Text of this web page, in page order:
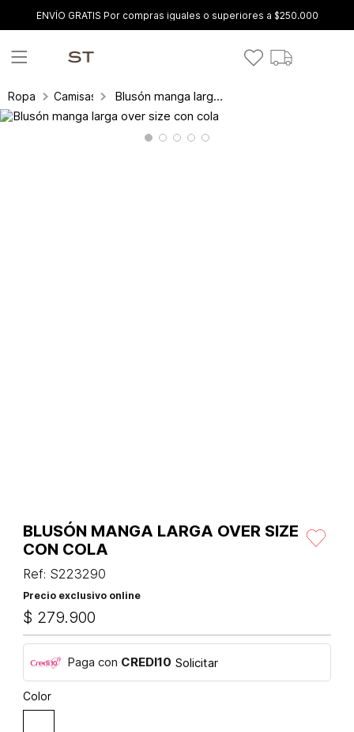
ENVÍO GRATIS Por compras iguales o superiores a $250.000
Ropa Camisas y blusas Blusón manga larga over size con cola
BLUSÓN MANGA LARGA OVER SIZE
CON COLA
Ref: S223290
Precio exclusivo online
$ 279.900
Paga con CREDI10 Solicitar
Color